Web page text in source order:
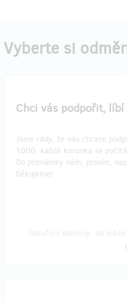
Vyberte si
Chci vás podpořit,
Jsme rády, že nás chcete
1000, každá korunka se
Do poznámky nám, prosím,
Děkujeme!